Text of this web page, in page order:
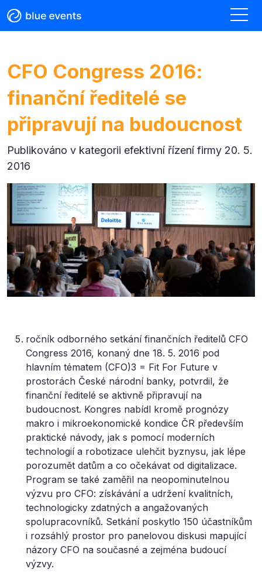
CFO Congress 2016:
finanční ředitelé se
připravují na budoucnost
Publikováno v kategorii efektivní řízení firmy 20. 5.
2016
ročník odborného setkání finančních ředitelů CFO
Congress 2016, konaný dne 18. 5. 2016 pod
hlavním tématem (CFO)3 = Fit For Future v
prostorách České národní banky, potvrdil, že
finanční ředitelé se aktivně připravují na
budoucnost. Kongres nabídl kromě prognózy
makro i mikroekonomické kondice ČR především
praktické návody, jak s pomocí moderních
technologií a robotizace ulehčit byznysu, jak lépe
porozumět datům a co očekávat od digitalizace.
Program se také zaměřil na neopominutelnou
výzvu pro CFO: získávání a udržení kvalitních,
technologicky zdatných a angažovaných
spolupracovníků. Setkání poskytlo 150 účastníkům
i rozsáhlý prostor pro panelovou diskusi mapující
názory CFO na současné a zejména budoucí
výzvy.